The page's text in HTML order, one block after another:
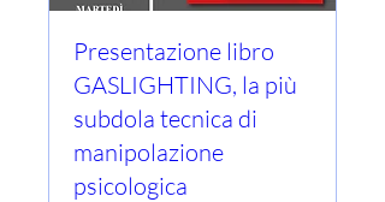
Presentazione libro
GASLIGHTING, la più
subdola tecnica di
manipolazione
psicologica